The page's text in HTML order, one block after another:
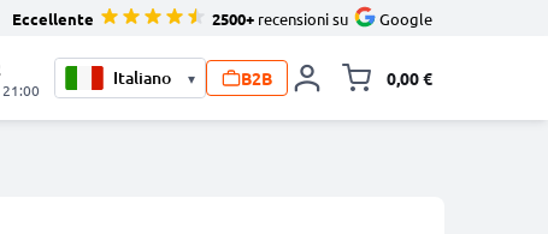
Eccellente 2500+ recensioni su Google
▾ B2B 0,00 €